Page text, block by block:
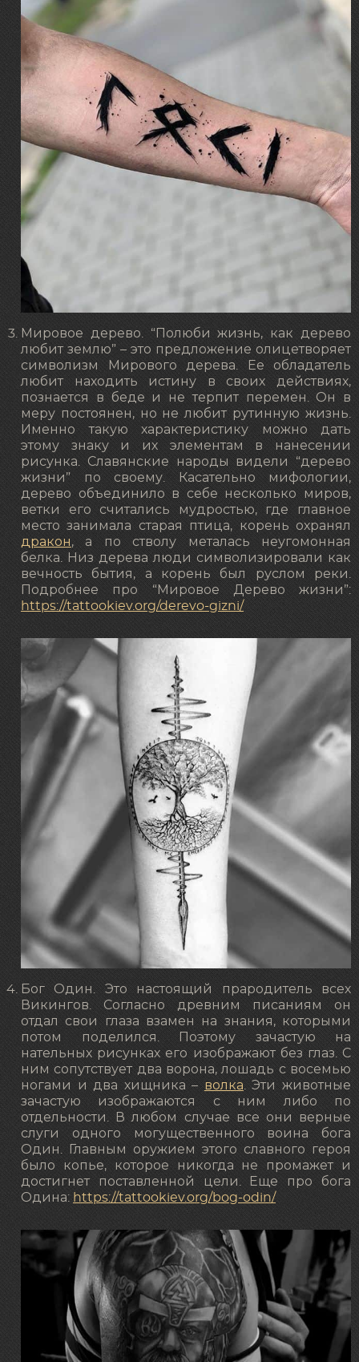
Мировое дерево. “Полюби жизнь, как дерево
любит землю” – это предложение олицетворяет
символизм Мирового дерева. Ее обладатель
любит находить истину в своих действиях,
познается в беде и не терпит перемен. Он в
меру постоянен, но не любит рутинную жизнь.
Именно такую характеристику можно дать
этому знаку и их элементам в нанесении
рисунка. Славянские народы видели “дерево
жизни” по своему. Касательно мифологии,
дерево объединило в себе несколько миров,
ветки его считались мудростью, где главное
место занимала старая птица, корень охранял
дракон, а по стволу металась неугомонная
белка. Низ дерева люди символизировали как
вечность бытия, а корень был руслом реки.
Подробнее про “Мировое Дерево жизни”:
https://tattookiev.org/derevo-gizni/
Бог Один. Это настоящий прародитель всех
Викингов. Согласно древним писаниям он
отдал свои глаза взамен на знания, которыми
потом поделился. Поэтому зачастую на
нательных рисунках его изображают без глаз. С
ним сопутствует два ворона, лошадь с восемью
ногами и два хищника –волка. Эти животные
зачастую изображаются с ним либо по
отдельности. В любом случае все они верные
слуги одного могущественного воина бога
Один. Главным оружием этого славного героя
было копье, которое никогда не промажет и
достигнет поставленной цели. Еще про бога
Одина:https://tattookiev.org/bog-odin/